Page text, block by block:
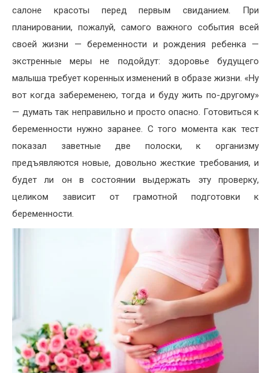
салоне красоты перед первым свиданием. При
планировании, пожалуй, самого важного события всей
своей жизни — беременности и рождения ребенка —
экстренные меры не подойдут: здоровье будущего
малыша требует коренных изменений в образе жизни. «Ну
вот когда забеременею, тогда и буду жить по-другому»
— думать так неправильно и просто опасно. Готовиться к
беременности нужно заранее. С того момента как тест
показал заветные две полоски, к организму
предъявляются новые, довольно жесткие требования, и
будет ли он в состоянии выдержать эту проверку,
целиком зависит от грамотной подготовки к
беременности.